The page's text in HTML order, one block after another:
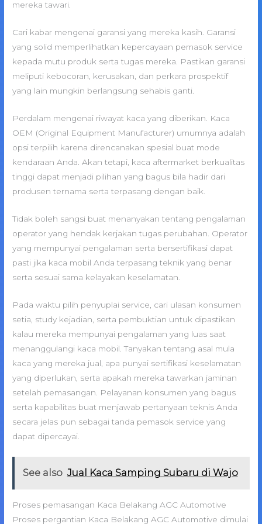
mereka tawari.
Cari kabar mengenai garansi yang mereka kasih. Garansi
yang solid memperlihatkan kepercayaan pemasok service
kepada mutu produk serta tugas mereka. Pastikan garansi
meliputi kebocoran, kerusakan, dan perkara prospektif
yang lain mungkin berlangsung sehabis ganti.
Perdalam mengenai riwayat kaca yang diberikan. Kaca
OEM (Original Equipment Manufacturer) umumnya adalah
opsi terpilih karena direncanakan spesial buat mode
kendaraan Anda. Akan tetapi, kaca aftermarket berkualitas
tinggi dapat menjadi pilihan yang bagus bila hadir dari
produsen ternama serta terpasang dengan baik.
Tidak boleh sangsi buat menanyakan tentang pengalaman
operator yang hendak kerjakan tugas perubahan. Operator
yang mempunyai pengalaman serta bersertifikasi dapat
pasti jika kaca mobil Anda terpasang teknik yang benar
serta sesuai sama kelayakan keselamatan.
Pada waktu pilih penyuplai service, cari ulasan konsumen
setia, study kejadian, serta pembuktian untuk dipastikan
kalau mereka mempunyai pengalaman yang luas saat
menanggulangi kaca mobil. Tanyakan tentang asal mula
kaca yang mereka jual, apa punyai sertifikasi keselamatan
yang diperlukan, serta apakah mereka tawarkan jaminan
setelah pemasangan. Pelayanan konsumen yang bagus
serta kapabilitas buat menjawab pertanyaan teknis Anda
secara jelas pun sebagai tanda pemasok service yang
dapat dipercayai.
See also Jual Kaca Samping Subaru di Wajo
Proses pemasangan Kaca Belakang AGC Automotive
Proses pergantian Kaca Belakang AGC Automotive dimulai